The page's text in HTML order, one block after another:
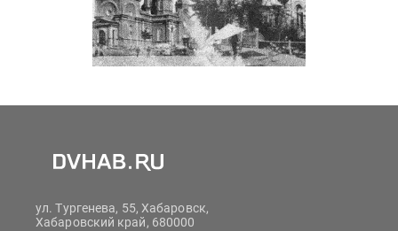
ул. Тургенева, 55, Хабаровск,
Хабаровский край, 680000